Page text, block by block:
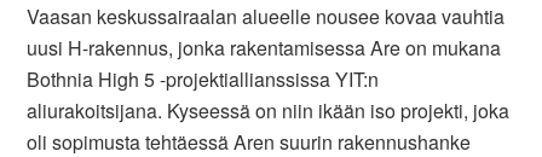
Vaasan keskussairaalan alueelle nousee kovaa vauhtia
uusi H-rakennus, jonka rakentamisessa Are on mukana
Bothnia High 5 -projektiallianssissa YIT:n
aliurakoitsijana. Kyseessä on niin ikään iso projekti, joka
oli sopimusta tehtäessä Aren suurin rakennushanke